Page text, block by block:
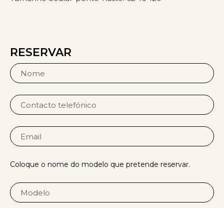
RESERVAR
Coloque o nome do modelo que pretende reservar.